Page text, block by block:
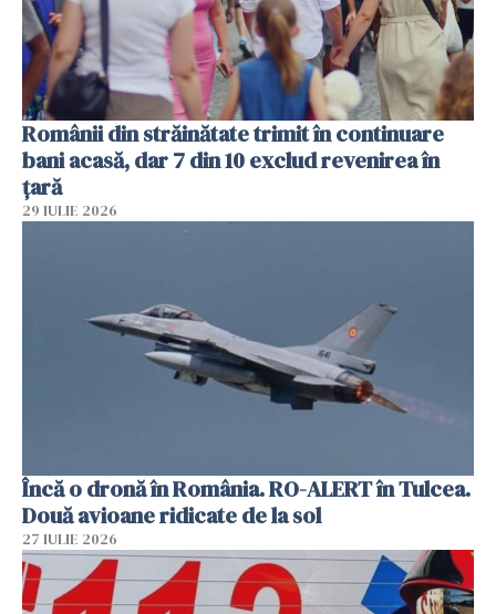
Românii din străinătate trimit în continuare
bani acasă, dar 7 din 10 exclud revenirea în
țară
29 IULIE 2026
Încă o dronă în România. RO-ALERT în Tulcea.
Două avioane ridicate de la sol
27 IULIE 2026